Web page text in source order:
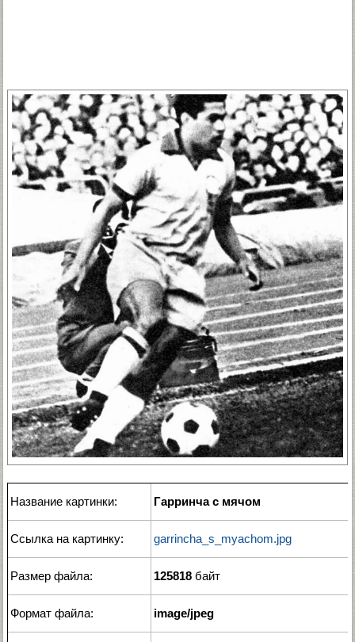
Название картинки: Гарринча с мячом
Ссылка на картинку: garrincha_s_myachom.jpg
Размер файла: 125818 байт
Формат файла: image/jpeg